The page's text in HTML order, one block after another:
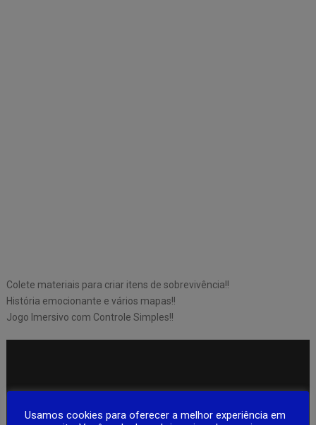
Colete materiais para criar itens de sobrevivência!!
História emocionante e vários mapas!!
Jogo Imersivo com Controle Simples!!
Usamos cookies para oferecer a melhor experiência em